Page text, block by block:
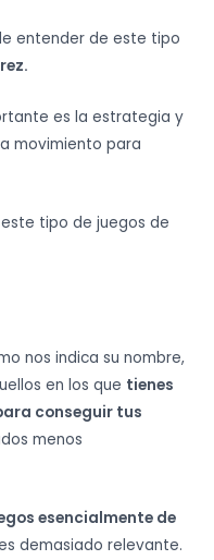
entender de este tipo
es la estrategia y
movimiento para
tipo de juegos de
nos indica su nombre,
en los que tienes
conseguir tus
menos
esencialmente de
demasiado relevante.